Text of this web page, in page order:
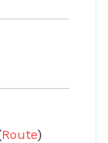
Route)